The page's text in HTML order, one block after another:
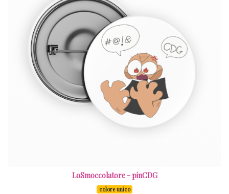
LoSmoccolatore - pinCDG
colore unico